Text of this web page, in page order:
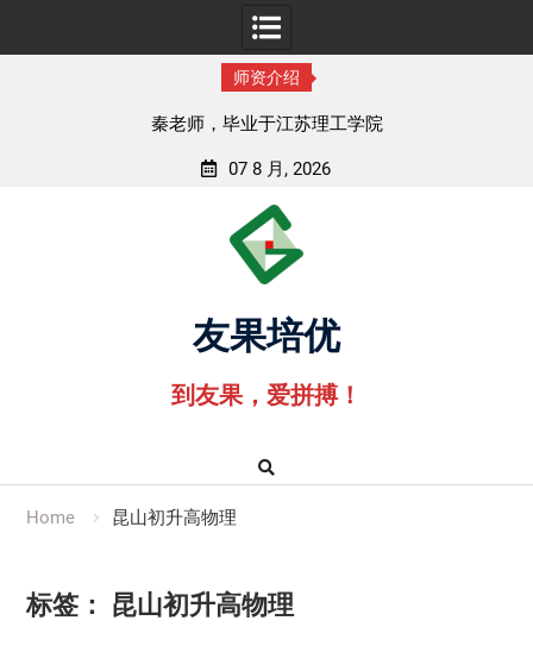
师资介绍
秦老师，毕业于江苏理工学院
07 8 月, 2026
友果培优
到友果，爱拼搏！
Home 昆山初升高物理
标签： 昆山初升高物理